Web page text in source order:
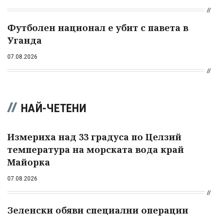
Футболен национал е убит с павета в
Уганда
07.08.2026
НАЙ-ЧЕТЕНИ
Измериха над 33 градуса по Целзий
температура на морската вода край
Майорка
07.08.2026
Зеленски обяви специални операции